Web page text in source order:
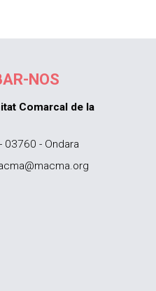
NOS
Comarcal de la
03760 - Ondara